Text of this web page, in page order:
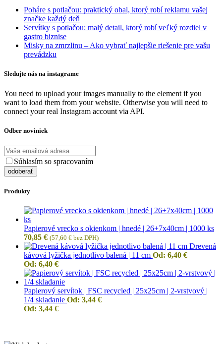
Poháre s potlačou: praktický obal, ktorý robí reklamu vašej
značke každý deň
Servítky s potlačou: malý detail, ktorý robí veľký rozdiel v
gastro biznise
Misky na zmrzlinu – Ako vybrať najlepšie riešenie pre vašu
prevádzku
Sledujte nás na instagrame
You need to upload your images manually to the element if you
want to load them from your website. Otherwise you will need to
connect your real Instagram account via API.
Odber noviniek
Súhlasím so spracovaním
Produkty
Papierové vrecko s okienkom | hnedé | 26+7x40cm | 1000 ks
70,85 € (57,60 € bez DPH)
Drevená
kávová lyžička jednotlivo balená | 11 cm Od: 6,40 €
Od: 6,40 €
Papierový servítok | FSC recycled | 25x25cm | 2-vrstvový |
1/4 skladanie Od: 3,44 €
Od: 3,44 €